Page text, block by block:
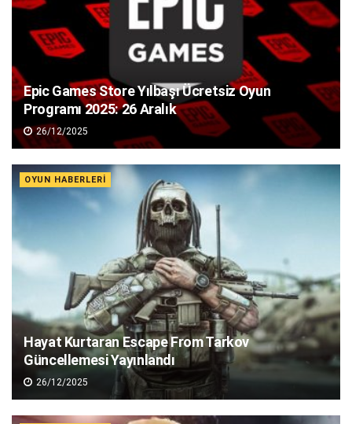
Epic Games Store Yılbaşı Ücretsiz Oyun
Programı 2025: 26 Aralık
26/12/2025
OYUN HABERLERI
Hayat Kurtaran Escape From Tarkov
Güncellemesi Yayınlandı
26/12/2025